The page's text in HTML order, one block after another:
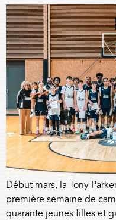
Début mars, la Tony
première semaine de
quarante jeunes filles et